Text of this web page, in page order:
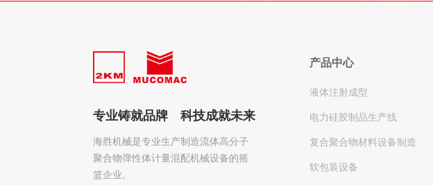
专业铸就品牌 科技成就未来
海胜机械是专业生产制造流体高分子
聚合物弹性体计量混配机械设备的摇
篮企业。
产品中心
液体注射成型
电力硅胶制品生产线
复合聚合物材料设备制造
软包装设备